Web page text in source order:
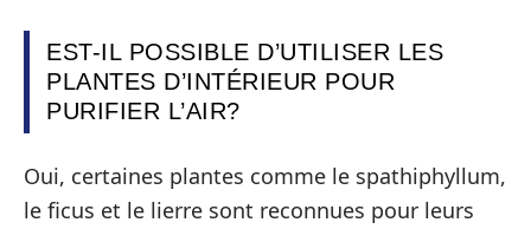
EST-IL POSSIBLE D’UTILISER LES
PLANTES D’INTÉRIEUR POUR
PURIFIER L’AIR?
Oui, certaines plantes comme le spathiphyllum,
le ficus et le lierre sont reconnues pour leurs